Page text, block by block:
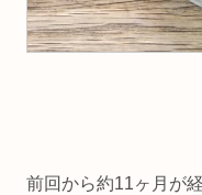
前回から約11ヶ月が